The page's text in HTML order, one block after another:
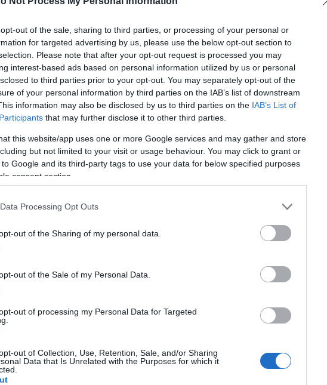
out of the sale, sharing to third parties, or processing of your personal or
for targeted advertising by us, please use the below opt-out section to
Please note that after your opt-out request is processed you may
interest-based ads based on personal information utilized by us or personal
to third parties prior to your opt-out. You may separately opt-out of the
of your personal information by third parties on the IAB’s list of downstream
information may also be disclosed by us to third parties on the IAB’s List of
that may further disclose it to other third parties.
this website/app uses one or more Google services and may gather and store
but not limited to your visit or usage behaviour. You may click to grant or
Google and its third-party tags to use your data for below specified purposes
consent section.
Processing Opt Outs
out of the Sharing of my personal data.
out of the Sale of my Personal Data.
out of processing my Personal Data for Targeted
out of Collection, Use, Retention, Sale, and/or Sharing
Data that Is Unrelated with the Purposes for which it